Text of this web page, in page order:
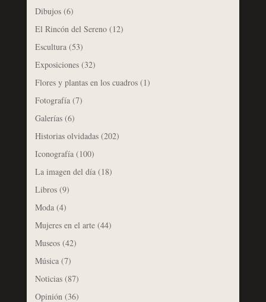
Dibujos(6)
El Rincón del Sereno(12)
Escultura(53)
Exposiciones(32)
Flores y plantas en los cuadros(1)
Fotografía(7)
Galerías(6)
Historias olvidadas(202)
Iconografía(100)
La imagen del día(18)
Libros(9)
Moda(4)
Mujeres en el arte(44)
Museos(42)
Música(7)
Noticias(87)
Opinión(36)